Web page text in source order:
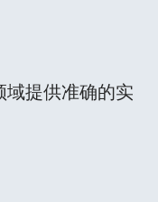
域提供准确的实